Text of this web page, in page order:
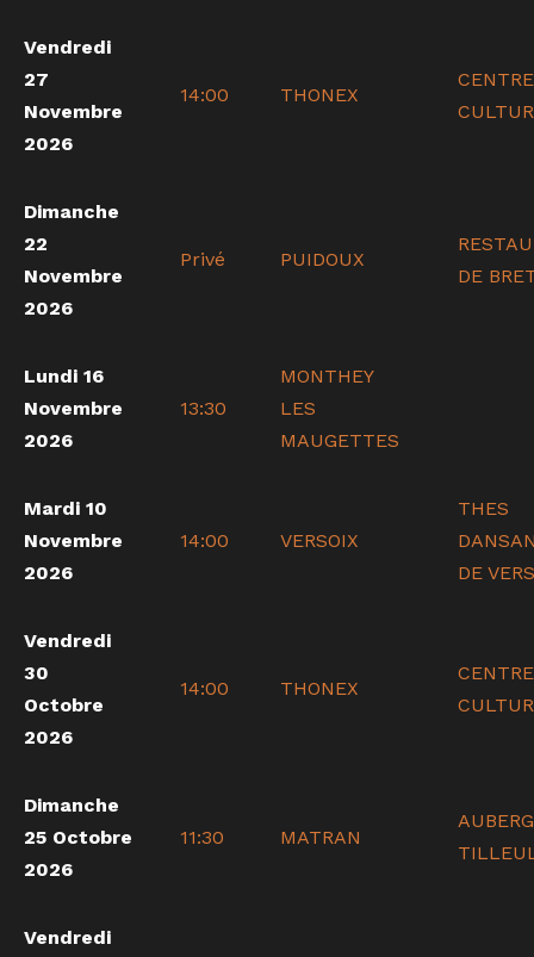
Vendredi
27
Novembre
2026
14:00 THONEX
CENTRE
Dimanche
22
Novembre
2026
Privé PUIDOUX
DE
Lundi 16
Novembre
2026
13:30
MONTHEY
LES
MAUGETTES
Mardi 10
Novembre
2026
14:00 VERSOIX
THES
DE
Vendredi
30
Octobre
2026
14:00 THONEX
CENTRE
Dimanche
25 Octobre
2026
11:30 MATRAN
Vendredi